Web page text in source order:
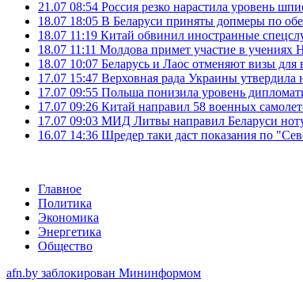
21.07 08:54 Россия резко нарастила уровень
18.07 18:05 В Беларуси приняты допмеры по
18.07 11:19 Китай обвинил иностранные
18.07 11:11 Молдова примет участие в
18.07 10:07 Беларусь и Лаос отменяют визы для
17.07 15:47 Верховная рада Украины утвердила
17.07 09:55 Польша понизила уровень
17.07 09:26 Китай направил 58 военных
17.07 09:03 МИД Литвы направил Беларуси ноту
16.07 14:36 Шредер таки даст показания по
Главное
Политика
Экономика
Энергетика
Общество
afn.by заблокирован Мининформом